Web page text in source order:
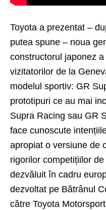
Toyota a prezentat –
putea spune – noua
constructorul japonez
vizitatorilor de la
modelul sportiv: GR
prototipuri ce au mai
Supra Racing sau GR
face cunoscute
apropiat o versiune de
rigorilor competițiilor
dezvăluit în cadru
dezvoltat pe Bătrânul
către Toyota